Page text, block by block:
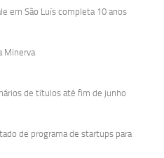
em São Luís completa 10 anos
Minerva
de títulos até fim de junho
de programa de startups para